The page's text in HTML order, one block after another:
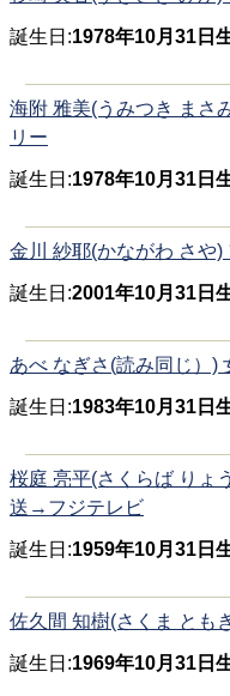
誕生日:1978年10月31日
海附 雅美(うみつき まさ
リー
誕生日:1978年10月31日
金川 紗耶(かながわ さや
誕生日:2001年10月31日
あべ なぎさ(読み同じ）)
誕生日:1983年10月31日
桜庭 亮平(さくらば りょ
送→フジテレビ
誕生日:1959年10月31日
佐久間 知樹(さくま とも
誕生日:1969年10月31日